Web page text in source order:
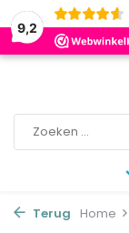
9,2
Terug Home